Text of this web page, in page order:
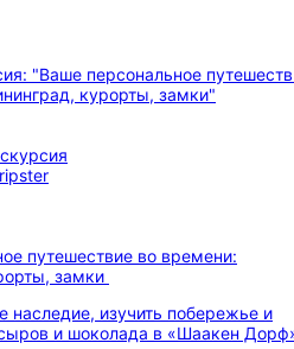
путешествие во времени:
замки
наследие, изучить побережье и
и шоколада в «Шаакен